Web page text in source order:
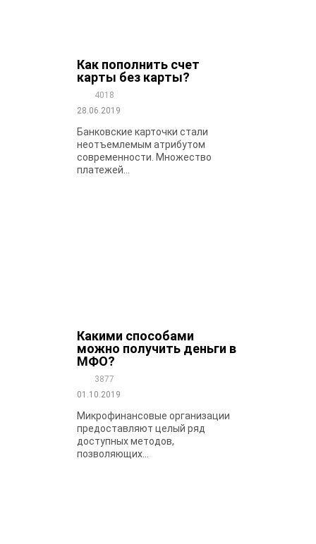
Как пополнить счет
карты без карты?
4018
28.06.2019
Банковские карточки стали
неотъемлемым атрибутом
современности. Множество
платежей...
Какими способами
можно получить деньги в
МФО?
3877
01.10.2019
Микрофинансовые организации
предоставляют целый ряд
доступных методов,
позволяющих...